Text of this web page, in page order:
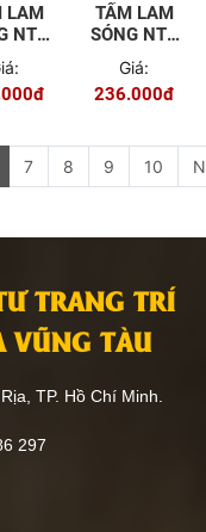
LAM
NTA
TẤM LAM
SÓNG NTA
3SC-60083
Giá:
236.000đ
7 8 9 10
TRANG TRÍ
VŨNG TÀU
TP. Hồ Chí Minh.
297